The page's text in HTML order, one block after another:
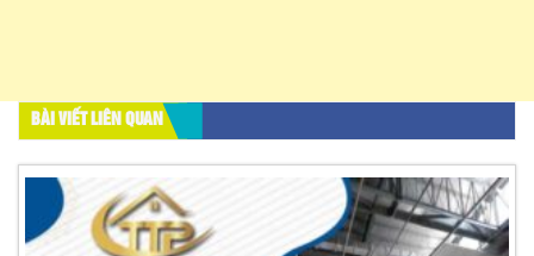
BÀI VIẾT LIÊN QUAN